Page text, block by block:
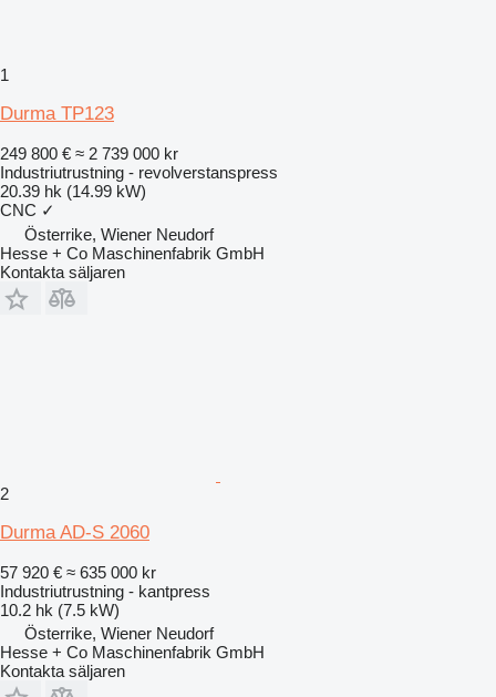
1
Durma TP123
249 800 € ≈ 2 739 000 kr
Industriutrustning - revolverstanspress
20.39 hk (14.99 kW)
CNC ✓
Österrike, Wiener Neudorf
Hesse + Co Maschinenfabrik GmbH
Kontakta säljaren
2
Durma AD-S 2060
57 920 € ≈ 635 000 kr
Industriutrustning - kantpress
10.2 hk (7.5 kW)
Österrike, Wiener Neudorf
Hesse + Co Maschinenfabrik GmbH
Kontakta säljaren